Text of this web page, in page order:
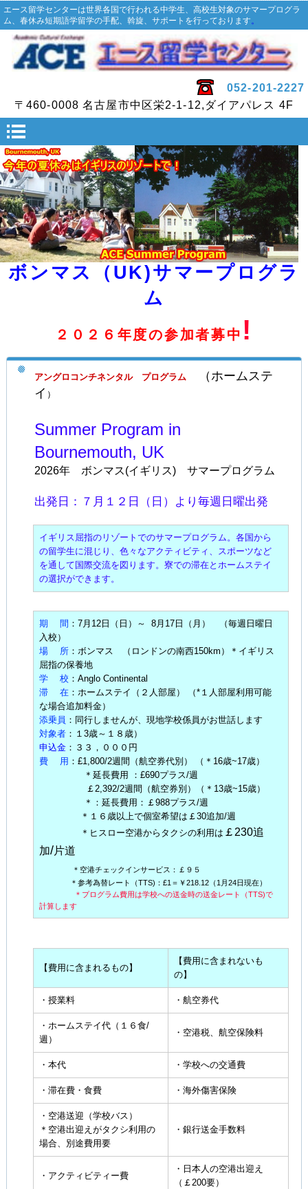
エース留学センターは世界各国で行われる中学生、高校生対象のサマープログラ
ム、春休み短期語学留学の手配、斡旋、サポートを行っております。
052-201-2227
〒460-0008 名古屋市中区栄2-1-12,ダイアパレス 4F
ボンマス（UK)サマープログラ
ム
２０２６年度の参加者募中 !
アングロコンチネンタル プログラム
（ホームステ
イ ）
Summer Program in
Bournemouth, UK
2026年 ボンマス(イギリス) サマープログラム
出発日：７月１２日（日）より毎週日曜出発
イギリス屈指のリゾートでのサマープログラム。各国から
の留学生に混じり、色々なアクティビティ、スポーツなど
を通して国際交流を図ります。寮での滞在とホームステイ
の選択ができます。
期 間 ：7月12日（日）～ 8月17日（月） （毎週日曜日
入校）
場 所：ボンマス （ロンドンの南西150km）＊イギリス
屈指の保養地
学 校 ：Anglo Continental
滞 在：ホームステイ（２人部屋） （*１人部屋利用可能
な場合追加料金）
添乗員 ：同行しませんが、現地学校係員がお世話します
対象者：１3歳～１８歳）
申込金：３３，０００円
費 用 ：£1,800/2週間（航空券代別） （＊16歳~17歳）
＊延長費用 ：£690プラス/週
￡2,392/2週間（航空券別）（＊13歳~15歳）
＊：延長費用：￡988プラス/週
＊１６歳以上で個室希望は￡30追加/週
＊ヒスロー空港からタクシの利用は ￡230追
加/片道
＊空港チェックインサービス：￡９５
＊参考為替レート（TTS)：£1＝￥218.12（1月24日現在）
＊プログラム費用は学校への送金時の送金レート（TTS)で
計算します
【費用に含まれるもの】
【費用に含まれないも
の】
・授業料 ・航空券代
・ホームステイ代（１６食/
週）
・空港税、航空保険料
・本代 ・学校への交通費
・滞在費・食費 ・海外傷害保険
・空港送迎（学校バス）
＊空港出迎えがタクシ利用の
場合、別途費用要
・銀行送金手数料
・アクティビティー費
・日本人の空港出迎え
（￡200要）